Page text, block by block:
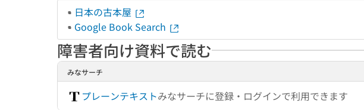
日本の古本屋
Google Book Search
障害者向け資料で読む
みなサーチ
プレーンテキストみなサーチに登録・ログインで利用できます